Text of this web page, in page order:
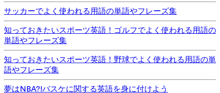
サッカーでよく使われる用語の単語やフレーズ集
知っておきたいスポーツ英語！ゴルフでよく使われる用語の
単語やフレーズ集
知っておきたいスポーツ英語！野球でよく使われる用語の単
語やフレーズ集
夢はNBA?!バスケに関する英語を身に付けよう